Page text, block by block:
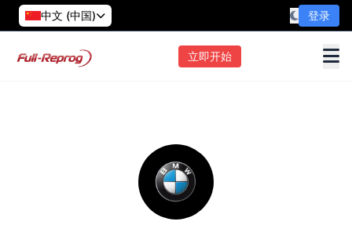
中文 (中国) 登录
立即开始